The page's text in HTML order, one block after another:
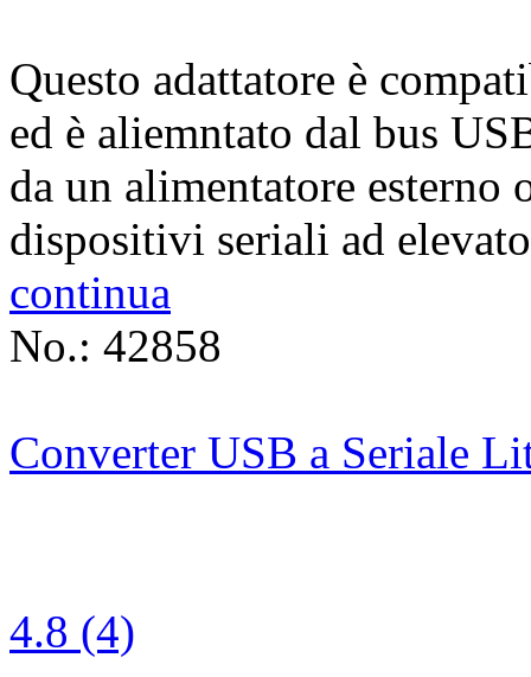
Questo adattatore è
ed è aliemntato dal bus
da un alimentatore esterno
dispositivi seriali ad
continua
No.: 42858
Converter USB a Seriale
4.8 (4)